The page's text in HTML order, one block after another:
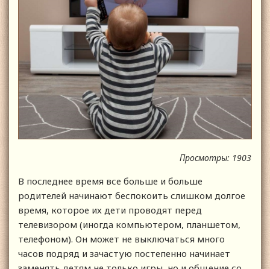
Просмотры: 1903
В последнее время все больше и больше
родителей начинают беспокоить слишком долгое
время, которое их дети проводят перед
телевизором (иногда компьютером, планшетом,
телефоном). Он может не выключаться много
часов подряд и зачастую постепенно начинает